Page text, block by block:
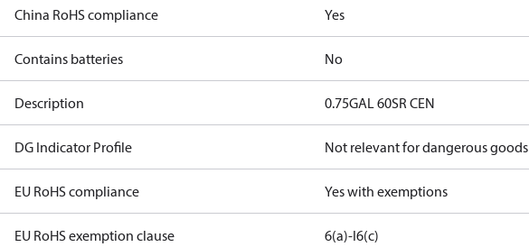
China RoHS compliance Yes
Contains batteries No
Description 0.75GAL 60SR CEN
DG Indicator Profile Not relevant for dangerous goods
EU RoHS compliance Yes with exemptions
EU RoHS exemption clause 6(a)-I6(c)